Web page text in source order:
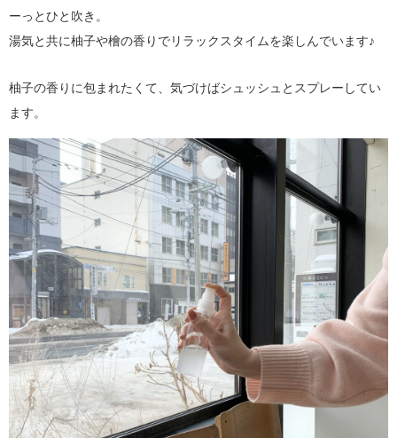
ーっとひと吹き。
湯気と共に柚子や檜の香りでリラックスタイムを楽しんでいます♪
柚子の香りに包まれたくて、気づけばシュッシュとスプレーしてい
ます。